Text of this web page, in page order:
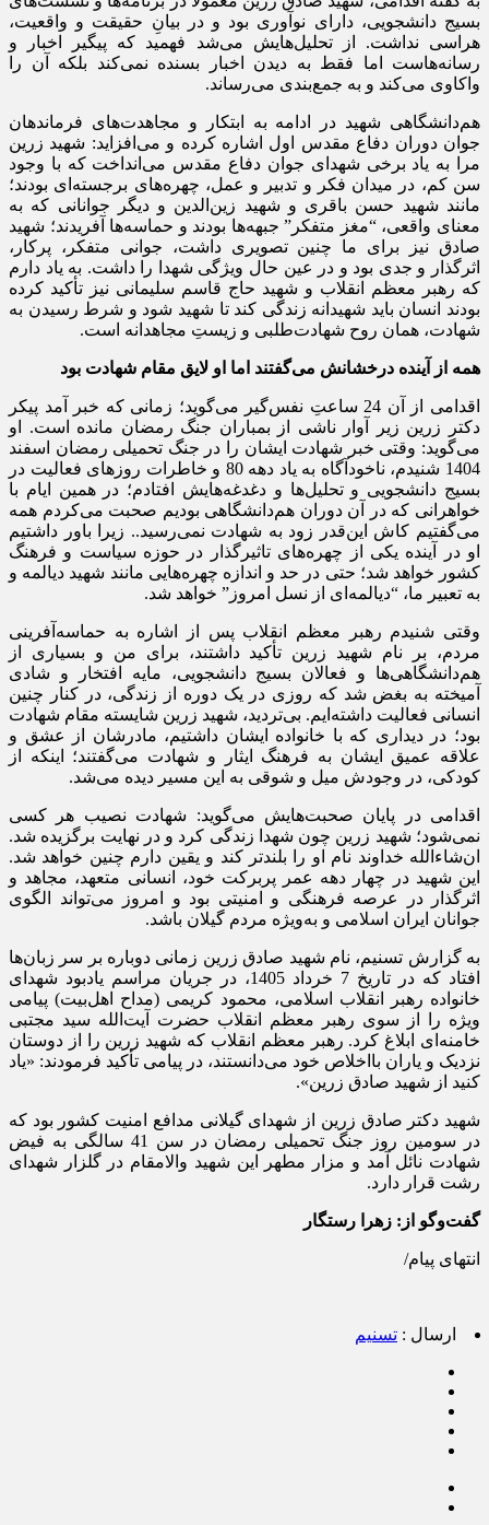
بسیج دانشجویی، دارای نوآوری بود و در بیانِ حقیقت و واقعیت،
هراسی نداشت. از تحلیل‌هایش می‌شد فهمید که پیگیر اخبار و
رسانه‌هاست اما فقط به دیدن اخبار بسنده نمی‌کند بلکه آن را
واکاوی می‌کند و به جمع‌بندی می‌رساند.
هم‌دانشگاهی‌ شهید در ادامه به ابتکار و مجاهدت‌های فرماندهان
جوان دوران دفاع مقدس اول اشاره کرده و می‌افزاید: شهید زرین
مرا به یاد برخی شهدای جوان دفاع مقدس می‌انداخت که با وجود
سن کم، در میدان فکر و تدبیر و عمل، چهره‌های برجسته‌ای بودند؛
مانند شهید حسن باقری و شهید زین‌الدین و دیگر جوانانی که به
معنای واقعی، “مغز متفکر” جبهه‌ها بودند و حماسه‌ها آفریدند؛ شهید
صادق نیز برای ما چنین تصویری داشت، جوانی متفکر، پرکار،
اثرگذار و جدی بود و در عین حال ویژگی شهدا را داشت. به یاد دارم
که رهبر معظم انقلاب و شهید حاج قاسم سلیمانی نیز تأکید کرده
بودند انسان باید شهیدانه زندگی کند تا شهید شود و شرط رسیدن به
شهادت، همان روح شهادت‌طلبی و زیستِ مجاهدانه است.
همه از آینده درخشانش می‌گفتند اما او لایق مقام شهادت بود
اقدامی از آن 24 ساعتِ نفس‌گیر می‌گوید؛ زمانی که خبر آمد پیکر
دکتر زرین زیر آوار ناشی از بمباران جنگ رمضان مانده است. او
می‌گوید: وقتی خبر شهادت ایشان را در جنگ تحمیلی رمضان اسفند
1404 شنیدم، ناخودآگاه به یاد دهه 80 و خاطرات روزهای فعالیت در
بسیج دانشجویی و تحلیل‌ها و دغدغه‌هایش افتادم؛ در همین ایام با
خواهرانی که در آن دوران هم‌دانشگاهی بودیم صحبت می‌کردم همه
می‌گفتیم کاش این‌قدر زود به شهادت نمی‌رسید.. زیرا باور داشتیم
او در آینده یکی از چهره‌های تاثیرگذار در حوزه سیاست و فرهنگ
کشور خواهد شد؛ حتی در حد و اندازه چهره‌هایی مانند شهید دیالمه و
به تعبیر ما، “دیالمه‌ای از نسل امروز” خواهد شد.
وقتی شنیدم رهبر معظم انقلاب پس از اشاره به حماسه‌آفرینی
مردم، بر نام شهید زرین تأکید داشتند، برای من و بسیاری از
هم‌دانشگاهی‌ها و فعالان بسیج دانشجویی، مایه افتخار و شادی
آمیخته به بغض شد که روزی در یک دوره از زندگی، در کنار چنین
انسانی فعالیت داشته‌ایم. بی‌تردید، شهید زرین شایسته مقام شهادت
بود؛ در دیداری که با خانواده ایشان داشتیم، مادرشان از عشق و
علاقه عمیق ایشان به فرهنگ ایثار و شهادت می‌گفتند؛ اینکه از
کودکی، در وجودش میل و شوقی به این مسیر دیده می‌شد.
اقدامی در پایان صحبت‌هایش می‌گوید: شهادت نصیب هر کسی
نمی‌شود؛ شهید زرین چون شهدا زندگی کرد و در نهایت برگزیده شد.
ان‌شاءالله خداوند نام او را بلندتر کند و یقین دارم چنین خواهد شد.
این شهید در چهار دهه عمر پربرکت خود، انسانی متعهد، مجاهد و
اثرگذار در عرصه فرهنگی و امنیتی بود و امروز می‌تواند الگوی
جوانان ایران اسلامی و به‌ویژه مردم گیلان باشد.
به گزارش تسنیم، نام شهید صادق زرین زمانی دوباره بر سر زبان‌ها
افتاد که در تاریخ 7 خرداد 1405، در جریان مراسم یادبود شهدای
خانواده رهبر انقلاب اسلامی، محمود کریمی (مداح اهل‌بیت) پیامی
ویژه را از سوی رهبر معظم انقلاب حضرت آیت‌الله سید مجتبی
خامنه‌ای ابلاغ کرد. رهبر معظم انقلاب که شهید زرین را از دوستان
نزدیک و یاران بااخلاص خود می‌دانستند، در پیامی تأکید فرمودند: «یاد
کنید از شهید صادق زرین».
شهید دکتر صادق زرین از شهدای گیلانی مدافع امنیت کشور بود که
در سومین روز جنگ تحمیلی رمضان در سن 41 سالگی به فیض
شهادت نائل آمد و مزار مطهر این شهید والامقام در گلزار شهدای
رشت قرار دارد.
گفت‌وگو از: زهرا رستگار
انتهای پیام/
ارسال : تسنیم